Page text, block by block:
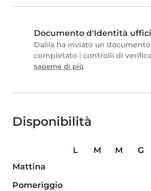
Documento d'Identità
Dalila ha inviato un
completato i controlli di
saperne di più
Disponibilità
L M M G
Mattina
Pomeriggio